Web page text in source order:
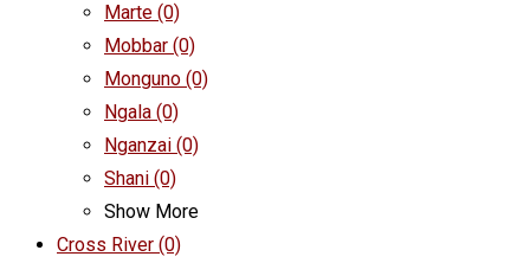
Marte (0)
Mobbar (0)
Monguno (0)
Ngala (0)
Nganzai (0)
Shani (0)
Show More
Cross River (0)